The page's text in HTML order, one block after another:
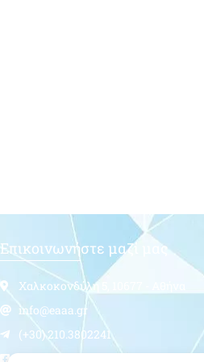
Επικοινωνήστε μαζί μας
Χαλκοκονδύλη 5, 10677 - Αθήνα
info@eaaa.gr
(+30) 210.3802241
Follow us